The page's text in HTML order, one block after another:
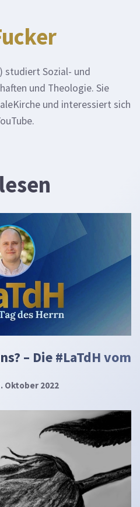
) studiert Sozial- und
und Theologie. Sie
und interessiert sich
– Die #LaTdH vom
Oktober 2022